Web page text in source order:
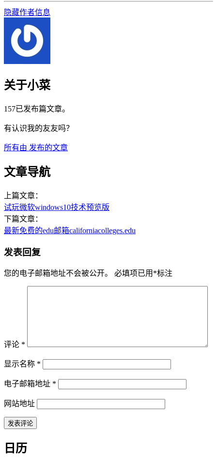
隐藏作者信息
关于小菜
157已发布篇文章。
有认识我的友友吗？
所有由 发布的文章
文章导航
上篇文章：
试玩微软windows10技术预览版
下篇文章：
最新免费的edu邮箱californiacolleges.edu
发表回复
您的电子邮箱地址不会被公开。 必填项已用 *标注
评论 *
显示名称 *
电子邮箱地址 *
网站地址
日历